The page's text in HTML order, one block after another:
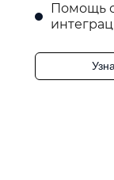
Помощь